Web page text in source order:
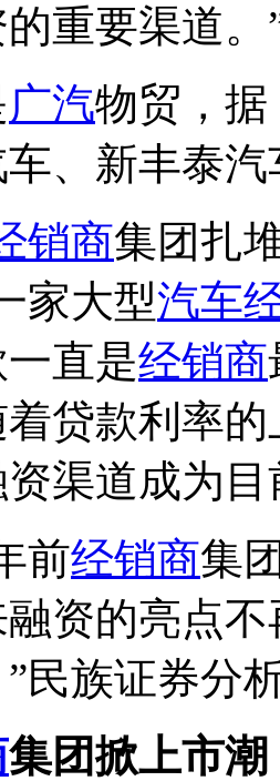
重要渠道。
广汽物贸，
、新丰泰
销商集团扎
家大型汽车
直是经销商
贷款利率的
渠道成为目
前经销商集
融资的亮点
民族证券分
集团掀上市潮